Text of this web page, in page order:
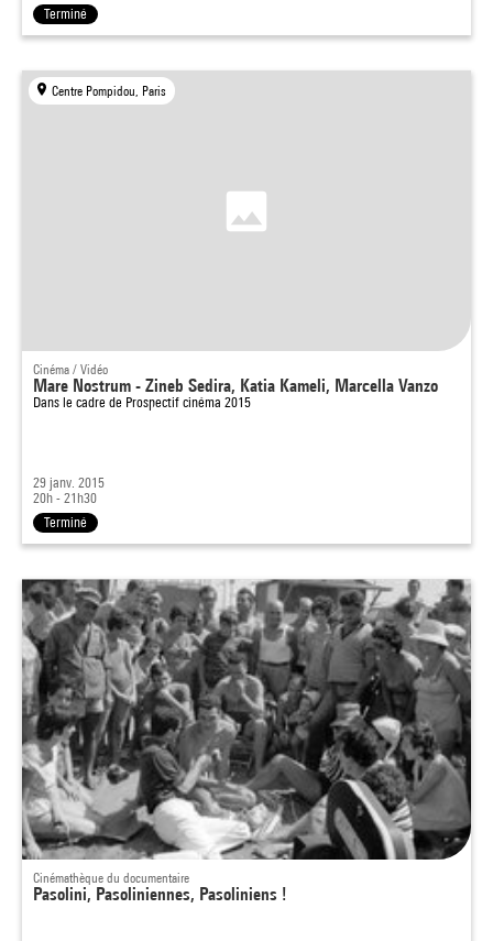
Terminé
Centre Pompidou, Paris
Cinéma / Vidéo
Mare Nostrum - Zineb Sedira, Katia Kameli, Marcella Vanzo
Dans le cadre de Prospectif cinéma 2015
29 janv. 2015
20h - 21h30
Terminé
Cinémathèque du documentaire
Pasolini, Pasoliniennes, Pasoliniens !